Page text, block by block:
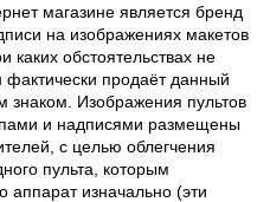
магазине является бренд
на изображениях макетов
каких обстоятельствах не
фактически продаёт данный
знаком. Изображения пультов
и надписями размещены
с целью облегчения
пульта, которым
аппарат изначально (эти